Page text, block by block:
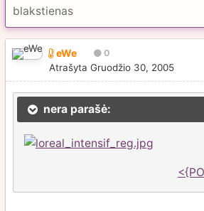
blakstienas
eWe 0
Atrašyta Gruodžio 30, 2005
nera parašė: